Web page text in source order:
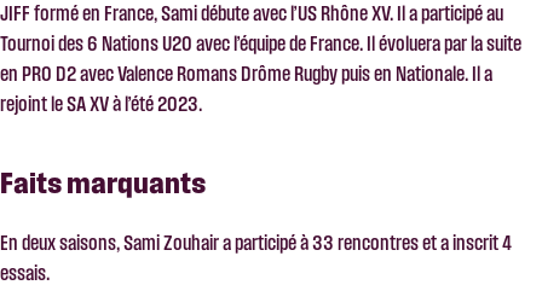
JIFF formé en France, Sami débute avec l’US Rhône XV. Il a participé au
Tournoi des 6 Nations U20 avec l’équipe de France. Il évoluera par la suite
en PRO D2 avec Valence Romans Drôme Rugby puis en Nationale. Il a
rejoint le SA XV à l’été 2023.
Faits marquants
En deux saisons, Sami Zouhair a participé à 33 rencontres et a inscrit 4
essais.